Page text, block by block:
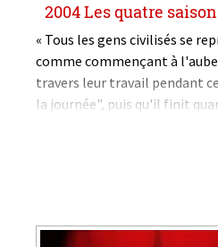
2004 Les quatre
« Tous les gens civilisés se
comme commençant à
travers leur travail pendant
la journée", puis qu'il finit
paupières. Ce sont ceux-là